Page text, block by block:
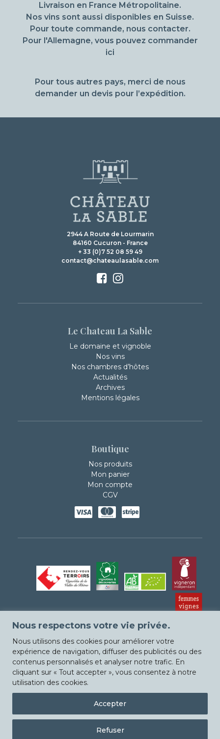
Nous respectons votre vie privée.
Nous utilisons des cookies pour améliorer votre
expérience de navigation, diffuser des publicités ou des
contenus personnalisés et analyser notre trafic. En
cliquant sur « Tout accepter », vous consentez à notre
utilisation des cookies.
Refuser
Accepter
Livraison en France Métropolitaine.
Nos vins sont aussi disponibles en Suisse.
Pour toute commande, nous contacter.
Pour l'Allemagne, vous pouvez commander
ici
Pour tous autres pays, merci de nous
demander un devis pour l’expédition.
2944 A Route de Lourmarin
84160 Cucuron - France
+ 33 (0)7 52 08 59 49
contact@chateaulasable.com
Le Chateau La Sable
Le domaine et vignoble
Nos vins
Nos chambres d’hôtes
Actualités
Archives
Mentions légales
Boutique
Nos produits
Mon panier
Mon compte
CGV
© Chateau La Sable